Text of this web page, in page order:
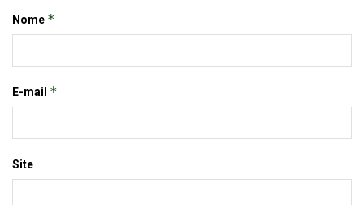
Nome *
E-mail *
Site